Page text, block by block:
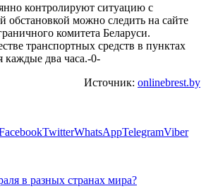
контролируют ситуацию с
обстановкой можно следить на сайте
комитета Беларуси.
транспортных средств в пунктах
каждые два часа.-0-
Источник: onlinebrest.by
TwitterWhatsAppTelegramViber
в разных странах мира?